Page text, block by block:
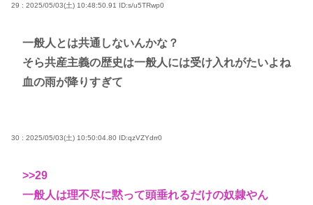
29 : 2025/05/03(土) 10:48:50.91 ID:s/u5TRwp0
一般人とは共通しないんかな？
そら共産主義の歴史は一般人には受け入れがたいよね
血の雨が降りすぎて
30 : 2025/05/03(土) 10:50:04.80 ID:qzVZYdrr0
>>29
一般人は理不尽に黙って頭垂れるだけの奴隷やん